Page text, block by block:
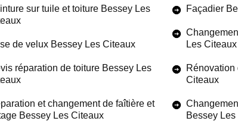
sur tuile et toiture Bessey Les
de velux Bessey Les Citeaux
réparation de toiture Bessey Les
et changement de faîtière et
Bessey Les Citeaux
Façadier
Les Citeaux
Rénovation
Citeaux
Bessey